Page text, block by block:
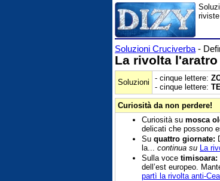
Soluzioni Cruciverba -
La rivolta l'aratro
Soluzioni - cinque lettere:
- cinque lettere:
Curiosità da non perdere!
Curiosità su mosca
delicati che possono
Su quattro giornate:
la... continua su La
Sulla voce timisoara:
dell’est europeo.
partì la rivolta anti-